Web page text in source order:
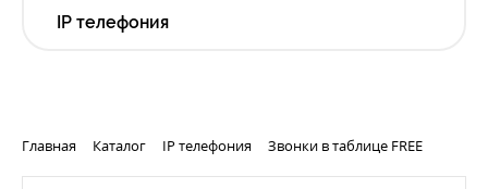
IP телефония
Главная Каталог IP телефония Звонки в таблице FREE